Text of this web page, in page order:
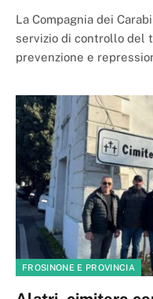
La Compagnia dei
servizio di controllo del
prevenzione e
FROSINONE E PROVINCIA